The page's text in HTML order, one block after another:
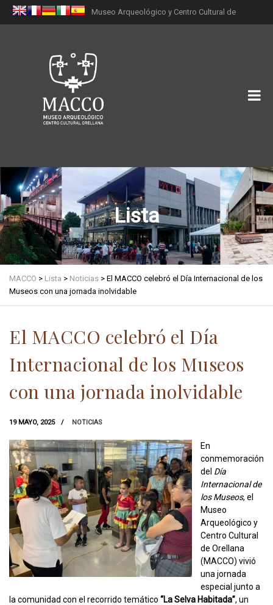
Museo Arqueológico y Centro Cultural de
Lista
MACCO > Lista > Noticias > El MACCO celebró el Día Internacional de los
Museos con una jornada inolvidable
El MACCO celebró el Día
Internacional de los Museos
con una jornada inolvidable
19 MAYO, 2025 NOTICIAS
En
conmemoración
del Día
Internacional de
los Museos, el
Museo
Arqueológico y
Centro Cultural
de Orellana
(MACCO) vivió
una jornada
especial junto a
la comunidad con el recorrido temático “La Selva Habitada”, un